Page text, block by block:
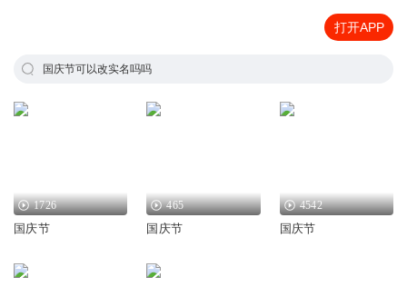
打开APP
国庆节可以改实名吗吗
1726
国庆节
465
国庆节
4542
国庆节